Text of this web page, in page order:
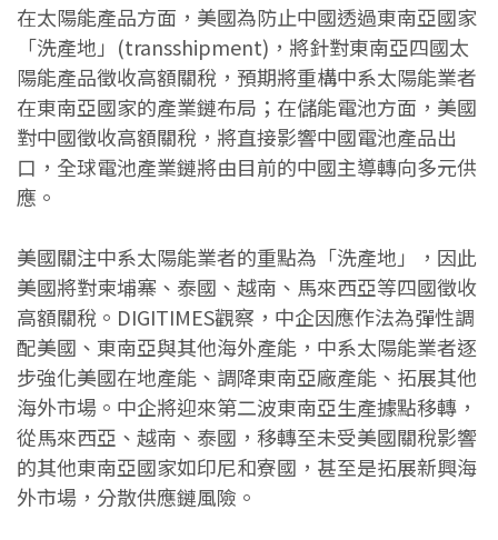
在太陽能產品方面，美國為防止中國透過東南亞國家
「洗產地」(transshipment)，將針對東南亞四國太
陽能產品徵收高額關稅，預期將重構中系太陽能業者
在東南亞國家的產業鏈布局；在儲能電池方面，美國
對中國徵收高額關稅，將直接影響中國電池產品出
口，全球電池產業鏈將由目前的中國主導轉向多元供
應。
美國關注中系太陽能業者的重點為「洗產地」，因此
美國將對柬埔寨、泰國、越南、馬來西亞等四國徵收
高額關稅。DIGITIMES觀察，中企因應作法為彈性調
配美國、東南亞與其他海外產能，中系太陽能業者逐
步強化美國在地產能、調降東南亞廠產能、拓展其他
海外市場。中企將迎來第二波東南亞生產據點移轉，
從馬來西亞、越南、泰國，移轉至未受美國關稅影響
的其他東南亞國家如印尼和寮國，甚至是拓展新興海
外市場，分散供應鏈風險。